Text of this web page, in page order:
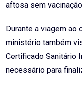
aftosa sem
Durante a viagem ao
ministério também
Certificado Sanitário
necessário para